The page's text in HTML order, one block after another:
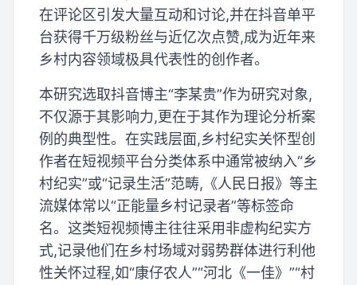
在评论区引发大量互动和讨论,并在抖音单平
台获得千万级粉丝与近亿次点赞,成为近年来
乡村内容领域极具代表性的创作者。
本研究选取抖音博主“李某贵”作为研究对象,
不仅源于其影响力,更在于其作为理论分析案
例的典型性。在实践层面,乡村纪实关怀型创
作者在短视频平台分类体系中通常被纳入“乡
村纪实”或“记录生活”范畴,《人民日报》等主
流媒体常以“正能量乡村记录者”等标签命
名。这类短视频博主往往采用非虚构纪实方
式,记录他们在乡村场域对弱势群体进行利他
性关怀过程,如“康仔农人”“河北《一佳》”“村